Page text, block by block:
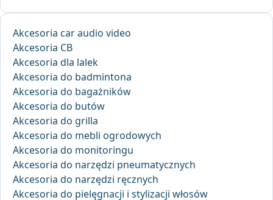
Akcesoria car audio video
Akcesoria CB
Akcesoria dla lalek
Akcesoria do badmintona
Akcesoria do bagażników
Akcesoria do butów
Akcesoria do grilla
Akcesoria do mebli ogrodowych
Akcesoria do monitoringu
Akcesoria do narzędzi pneumatycznych
Akcesoria do narzędzi ręcznych
Akcesoria do pielęgnacji i stylizacji włosów